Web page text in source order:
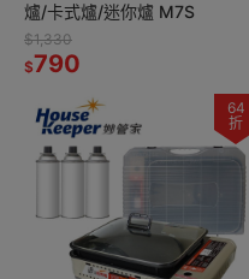
爐/卡式爐/迷你爐 M7S
$1,330
$790
64
折